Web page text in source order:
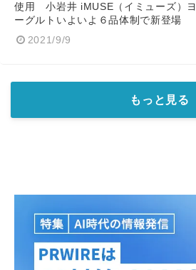
使用 小岩井 iMUSE（イミューズ）ヨ
ーグルトいよいよ６品体制で新登場
2021/9/9
もっと見る